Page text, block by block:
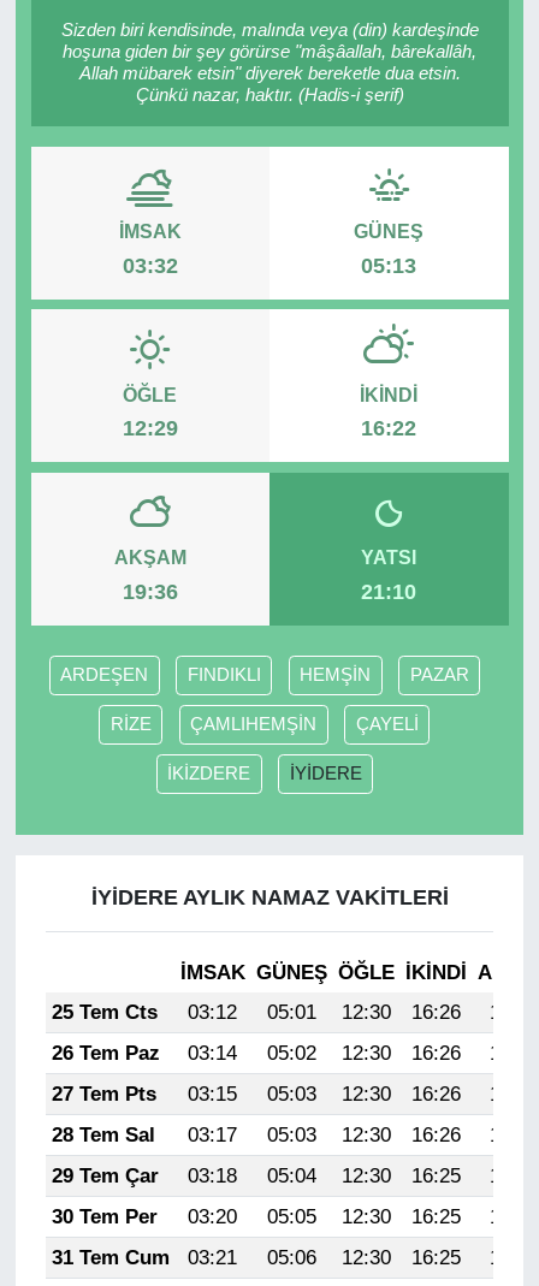
Sizden biri kendisinde, malında veya (din) kardeşinde
hoşuna giden bir şey görürse "mâşâallah, bârekallâh,
Allah mübarek etsin" diyerek bereketle dua etsin.
Çünkü nazar, haktır. (Hadis-i şerif)
İMSAK
03:32
GÜNEŞ
05:13
ÖĞLE
12:29
İKINDI
16:22
AKŞAM
19:36
YATSI
21:10
ARDEŞEN FINDIKLI HEMŞİN PAZAR
RİZE ÇAMLIHEMŞİN ÇAYELİ
İKİZDERE İYİDERE
İYİDERE AYLIK NAMAZ VAKITLERI
İMSAK GÜNEŞ ÖĞLE İKINDI
25 Tem Cts
03:12 05:01 12:30 16:26
19:50
26 Tem Paz
03:14 05:02 12:30 16:26
19:49
27 Tem Pts
03:15 05:03 12:30 16:26
19:48
28 Tem Sal
03:17 05:03 12:30 16:26
19:47
29 Tem Çar
03:18 05:04 12:30 16:25
19:46
30 Tem Per
03:20 05:05 12:30 16:25
19:45
31 Tem Cum
03:21 05:06 12:30 16:25
19:44
RESMİ REKLAM